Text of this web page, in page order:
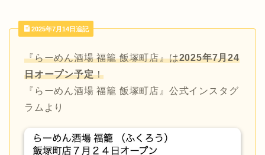
2025年7月14日追記
『らーめん酒場 福籠 飯塚町店』は2025年7月24
日オープン予定！
『らーめん酒場 福籠 飯塚町店』公式インスタグ
ラムより